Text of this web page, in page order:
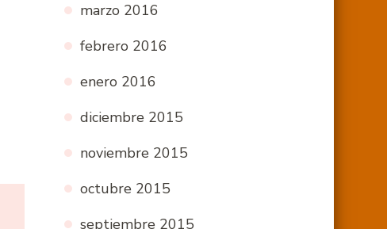
marzo 2016
febrero 2016
enero 2016
diciembre 2015
noviembre 2015
octubre 2015
septiembre 2015